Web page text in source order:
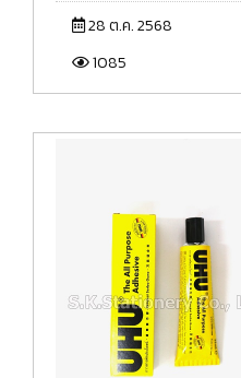
28 ต.ค. 2568
1085